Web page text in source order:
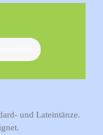
und Lateintänze.